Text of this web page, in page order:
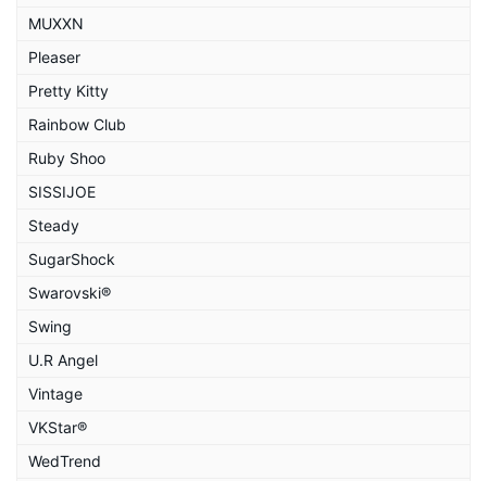
MUXXN
Pleaser
Pretty Kitty
Rainbow Club
Ruby Shoo
SISSIJOE
Steady
SugarShock
Swarovski®
Swing
U.R Angel
Vintage
VKStar®
WedTrend